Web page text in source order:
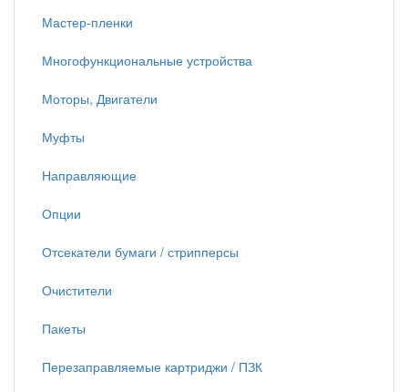
Мастер-пленки
Многофункциональные устройства
Моторы, Двигатели
Муфты
Направляющие
Опции
Отсекатели бумаги / стрипперсы
Очистители
Пакеты
Перезаправляемые картриджи / ПЗК